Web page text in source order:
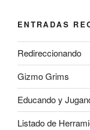
ENTRADAS
Redireccionando
Gizmo Grims
Educando y
Listado de